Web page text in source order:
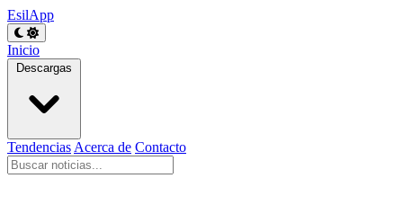
EsilApp
Inicio
Descargas
Tendencias Acerca de Contacto